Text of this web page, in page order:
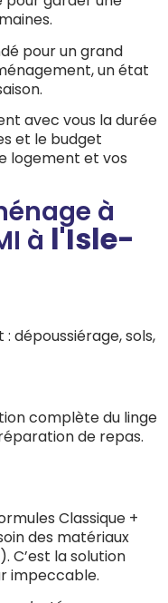
pour un grand
un état
avec vous la durée
et le budget
logement et vos
à
à l'Isle-
dépoussiérage, sols,
complète du linge
de repas.
Classique +
des matériaux
C’est la solution
impeccable.